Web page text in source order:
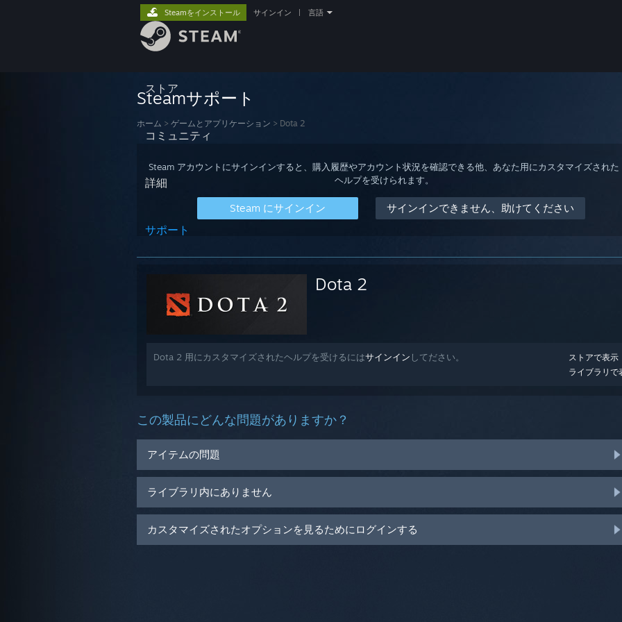
ストア
コミュニティ
詳細
サポート
Steamをインストール サインイン 言語
Steamサポート
ホーム > ゲームとアプリケーション > Dota 2
Steam アカウントにサインインすると、購入履歴やアカウント状況を確認できる他、あなた用にカスタマイズされた
ヘルプを受けられます。
Steam にサインイン サインインできません、助けてください
Dota 2
ストアで表示
ライブラリで
Dota 2 用にカスタマイズされたヘルプを受けるにはサインイン してださい。
この製品にどんな問題がありますか？
アイテムの問題
ライブラリ内にありません
カスタマイズされたオプションを見るためにログインする